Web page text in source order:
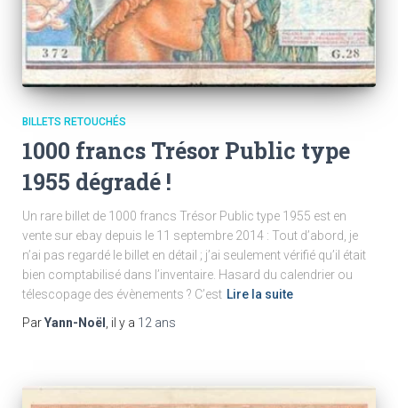
BILLETS RETOUCHÉS
1000 francs Trésor Public type
1955 dégradé !
Un rare billet de 1000 francs Trésor Public type 1955 est en
vente sur ebay depuis le 11 septembre 2014 : Tout d’abord, je
n’ai pas regardé le billet en détail ; j’ai seulement vérifié qu’il était
bien comptabilisé dans l’inventaire. Hasard du calendrier ou
télescopage des évènements ? C’est Lire la suite
ParYann-Noël , il y a 12 ans